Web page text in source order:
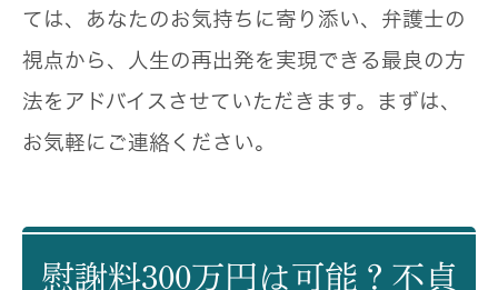
ては、あなたのお気持ちに寄り添い、弁護士の
視点から、人生の再出発を実現できる最良の方
法をアドバイスさせていただきます。まずは、
お気軽にご連絡ください。
慰謝料300万円は可能？不貞